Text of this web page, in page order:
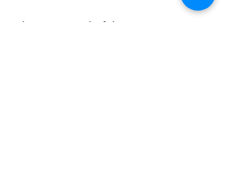
The main goal of these meetings is to